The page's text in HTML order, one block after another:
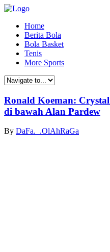
Home
Berita Bola
Bola Basket
Tenis
More Sports
Ronald Koeman:
di bawah Alan Pardew
By DaFa._.OlAhRaGa